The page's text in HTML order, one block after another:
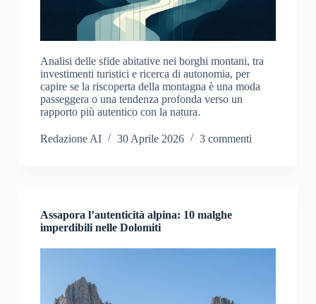
Analisi delle sfide abitative nei borghi montani, tra
investimenti turistici e ricerca di autonomia, per
capire se la riscoperta della montagna è una moda
passeggera o una tendenza profonda verso un
rapporto più autentico con la natura.
Redazione AI 30 Aprile 2026 3 commenti
Assapora l’autenticità alpina: 10 malghe
imperdibili nelle Dolomiti